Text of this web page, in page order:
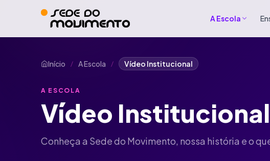
A Escola
Início / A Escola / Vídeo Institucional
A ESCOLA
Vídeo Institucional
Conheça a Sede do Movimento, nossa história e o